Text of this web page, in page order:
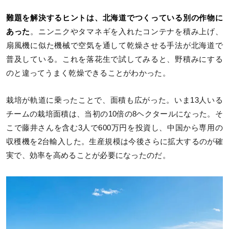
難題を解決するヒントは、北海道でつくっている別の作物に
あった。ニンニクやタマネギを入れたコンテナを積み上げ、
扇風機に似た機械で空気を通して乾燥させる手法が北海道で
普及している。これを落花生で試してみると、野積みにする
のと違ってうまく乾燥できることがわかった。
栽培が軌道に乗ったことで、面積も広がった。いま13人いる
チームの栽培面積は、当初の10倍の8ヘクタールになった。そ
こで藤井さんを含む3人で600万円を投資し、中国から専用の
収穫機を2台輸入した。生産規模は今後さらに拡大するのが確
実で、効率を高めることが必要になったのだ。